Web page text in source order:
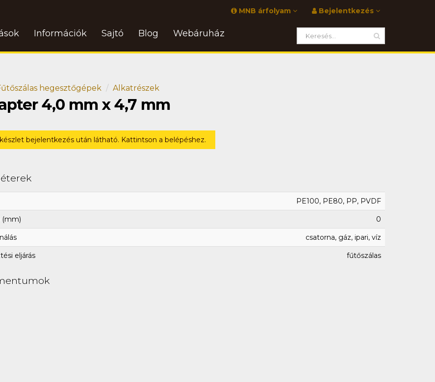
Bejelentkezés
MNB árfolyam
Információk Sajtó Blog Webáruház
hegesztőgépek Alkatrészek
4,0 mm x 4,7 mm
bejelentkezés után látható. Kattintson a belépéshez.
PE100, PE80, PP, PVDF
(mm) 0
csatorna, gáz, ipari, víz
eljárás fűtőszálas